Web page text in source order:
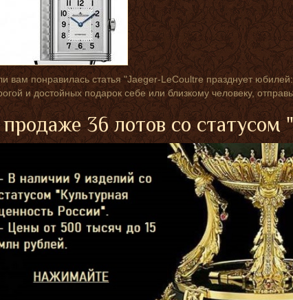
вам понравилась статья "Jaeger-LeCoultre празднует
и достойных подарок себе или близкому человеку,
36 лотов со статусом